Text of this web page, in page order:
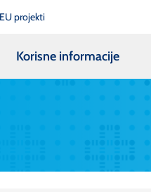
EU projekti
Korisne informacije